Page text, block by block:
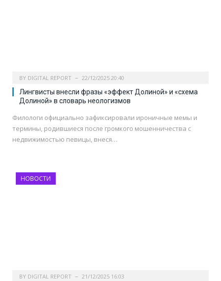
BY DIGITAL REPORT 22/12/2025 20:40
Лингвисты внесли фразы «эффект Долиной» и «схема
Долиной» в словарь неологизмов
Филологи официально зафиксировали ироничные мемы и
термины, родившиеся после громкого мошенничества с
недвижимостью певицы, внеся…
НОВОСТИ
BY DIGITAL REPORT 21/12/2025 16:03